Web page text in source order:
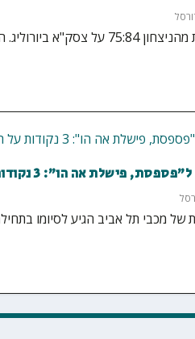
של שני הצדדים בסיום...
הו": 3 נקודות על ההפסד הצמוד של מכבי לצסק"א
של מכבי תל אביב הגיע לסיומו